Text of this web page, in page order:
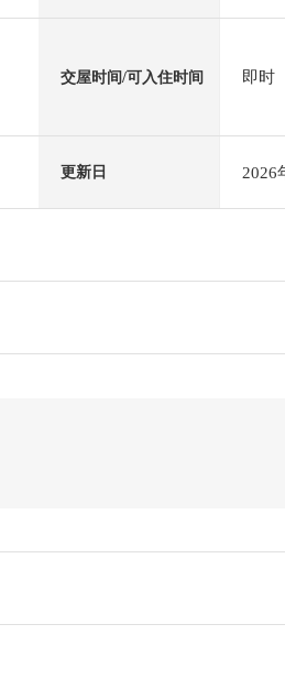
交屋时间/可入住时间 即时
更新日 2026